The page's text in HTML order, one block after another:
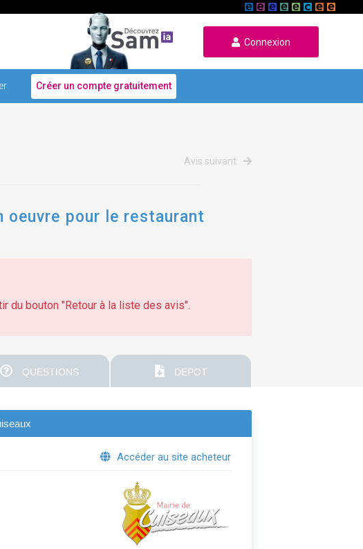
Connexion
Créer un compte gratuitement
Avis suivant
oeuvre pour le restaurant
du bouton "Retour à la liste des avis".
QUESTIONS DEPOT
Accéder au site acheteur